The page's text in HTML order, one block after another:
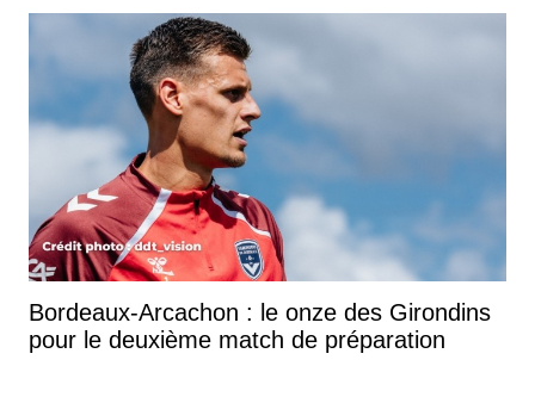
Bordeaux-Arcachon : le onze des Girondins
pour le deuxième match de préparation